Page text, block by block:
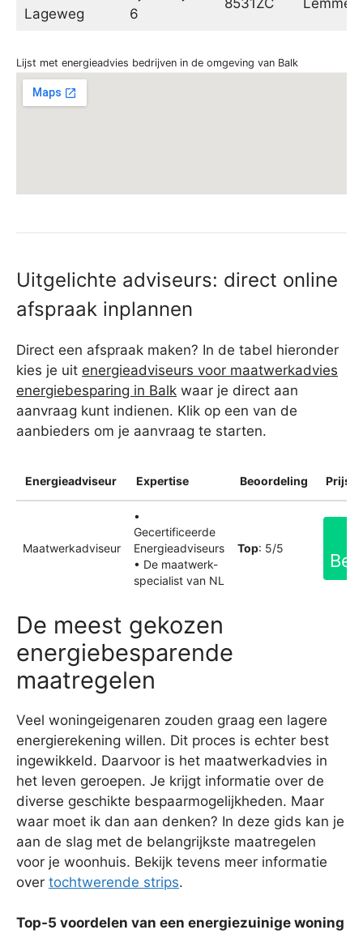
Lageweg
6
Lijst met energieadvies bedrijven in de omgeving van Balk
Uitgelichte adviseurs: direct online
afspraak inplannen
Direct een afspraak maken? In de tabel hieronder
kies je uit energieadviseurs voor maatwerkadvies
energiebesparing in Balk waar je direct aan
aanvraag kunt indienen. Klik op een van de
aanbieders om je aanvraag te starten.
Energieadviseur Expertise Beoordeling
Maatwerkadviseur
•
Gecertificeerde
Energieadviseurs
• De maatwerk-
specialist van NL
Top: 5/5
De meest gekozen
energiebesparende
maatregelen
Veel woningeigenaren zouden graag een lagere
energierekening willen. Dit proces is echter best
ingewikkeld. Daarvoor is het maatwerkadvies in
het leven geroepen. Je krijgt informatie over de
diverse geschikte bespaarmogelijkheden. Maar
waar moet ik dan aan denken? In deze gids kan je
aan de slag met de belangrijkste maatregelen
voor je woonhuis. Bekijk tevens meer informatie
over tochtwerende strips.
Top-5 voordelen van een energiezuinige woning